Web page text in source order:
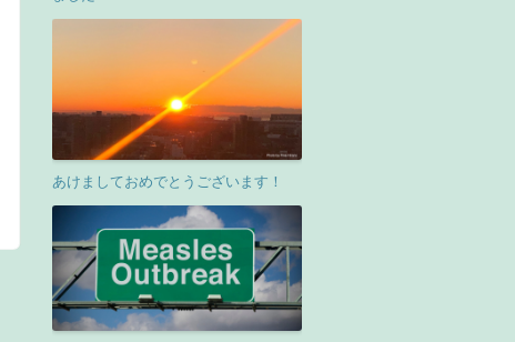
あけましておめでとうございます！